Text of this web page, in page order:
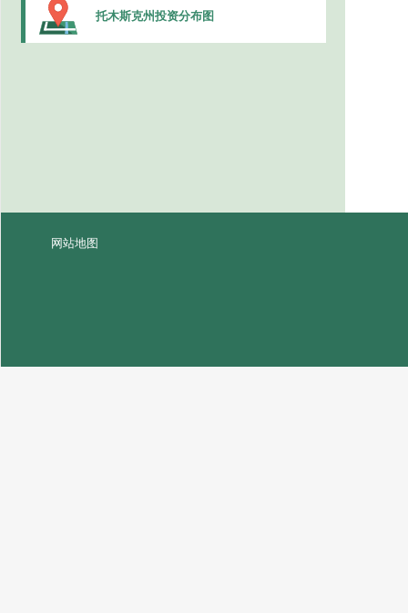
托木斯克州投资分布图
网站地图